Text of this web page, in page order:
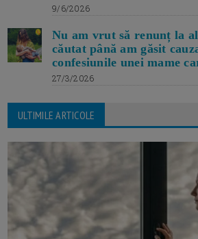
9/6/2026
Nu am vrut să renunț la
căutat până am găsit
confesiunile unei mame
27/3/2026
ULTIMILE ARTICOLE